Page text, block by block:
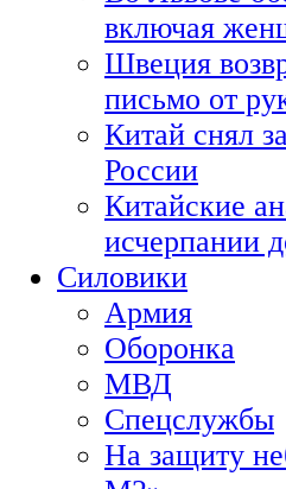
включая
Швеция
письмо от
Китай снял
России
Китайские
исчерпании
Силовики
Армия
Оборонка
МВД
Спецслужбы
На защиту